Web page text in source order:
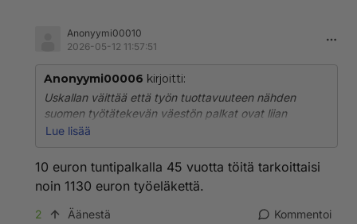
Anonyymi00010
2026-05-12 11:57:51
Anonyymi00006 kirjoitti:
Uskallan väittää että työn tuottavuuteen nähden
suomen työtätekevän väestön palkat ovat liian
korkeat.
muuntuvat yksinyrittäjäyrityksiksi.
Kun yrityksiä kasvatetaan niin kannattavuus
heikkenee ihan systemaattisesti ja nämä ongelmat
estävät uusien isojen yritysten synymisiä.
Lue lisää
10 euron tuntipalkalla 45 vuotta töitä tarkoittaisi
noin 1130 euron työeläkettä.
2 Äänestä Kommentoi